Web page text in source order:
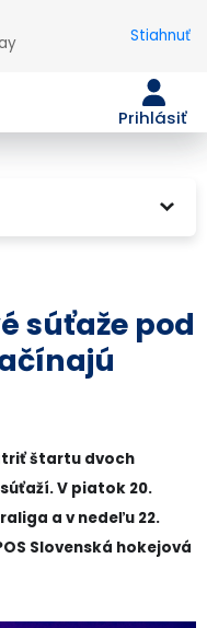
Stiahnuť
Prihlásiť
súťaže pod
štartu dvoch
V piatok 20.
a v nedeľu 22.
Slovenská hokejová